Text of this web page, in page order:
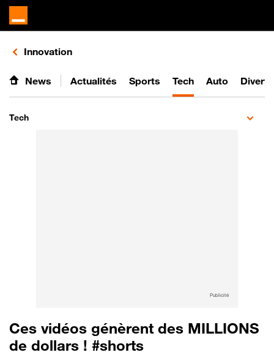
Retours vers le listing de vidéos de la catégorie
Innovation
News Actualités Sports Tech Auto
Tech
Publicité
Ces vidéos génèrent des MILLIONS
de dollars ! #shorts